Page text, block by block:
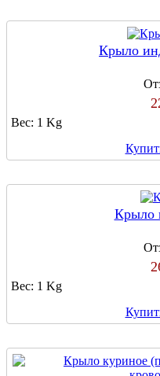
Крыло
Вес: 1 Kg
Крыло
Вес: 1 Kg